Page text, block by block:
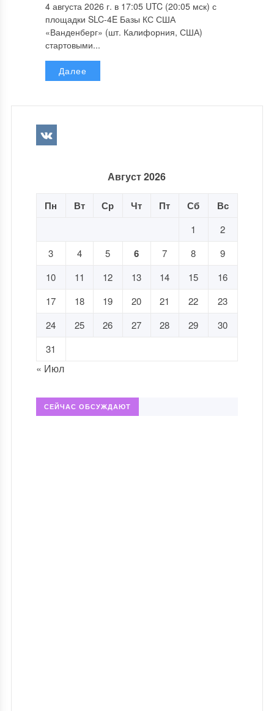
4 августа 2026 г. в 17:05 UTC (20:05 мск) с
площадки SLC-4E Базы КС США
«Ванденберг» (шт. Калифорния, США)
стартовыми...
Далее
Август 2026
Пн Вт Ср Чт Пт Сб Вс
1
2
3
4 5 6 7 8
9
10
11 12 13 14 15
16
17
18 19 20 21 22
23
24
25 26 27 28 29
30
31
« Июл
СЕЙЧАС ОБСУЖДАЮТ